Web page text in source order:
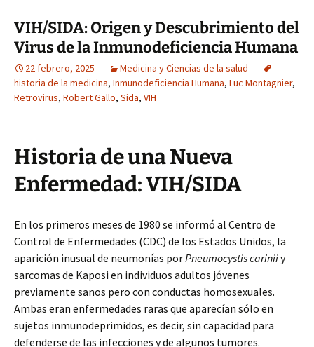
VIH/SIDA: Origen y Descubrimiento del
Virus de la Inmunodeficiencia Humana
22 febrero, 2025
Medicina y Ciencias de la salud
historia de la medicina, Inmunodeficiencia Humana, Luc Montagnier,
Retrovirus, Robert Gallo, Sida, VIH
Historia de una Nueva
Enfermedad: VIH/SIDA
En los primeros meses de 1980 se informó al Centro de
Control de Enfermedades (CDC) de los Estados Unidos, la
aparición inusual de neumonías porPneumocystis cariniiy
sarcomas de Kaposi en individuos adultos jóvenes
previamente sanos pero con conductas homosexuales.
Ambas eran enfermedades raras que aparecían sólo en
sujetos inmunodeprimidos, es decir, sin capacidad para
defenderse de las infecciones y de algunos tumores.